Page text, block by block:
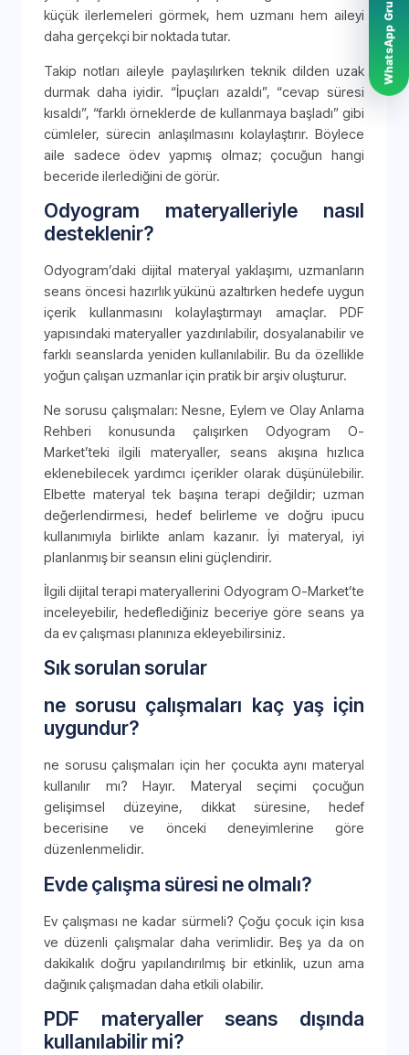
küçük ilerlemeleri görmek, hem uzmanı hem aileyi
daha gerçekçi bir noktada tutar.
Takip notları aileyle paylaşılırken teknik dilden uzak
durmak daha iyidir. “İpuçları azaldı”, “cevap süresi
kısaldı”, “farklı örneklerde de kullanmaya başladı” gibi
cümleler, sürecin anlaşılmasını kolaylaştırır. Böylece
aile sadece ödev yapmış olmaz; çocuğun hangi
beceride ilerlediğini de görür.
Odyogram materyalleriyle nasıl
desteklenir?
Odyogram’daki dijital materyal yaklaşımı, uzmanların
seans öncesi hazırlık yükünü azaltırken hedefe uygun
içerik kullanmasını kolaylaştırmayı amaçlar. PDF
yapısındaki materyaller yazdırılabilir, dosyalanabilir ve
farklı seanslarda yeniden kullanılabilir. Bu da özellikle
yoğun çalışan uzmanlar için pratik bir arşiv oluşturur.
Ne sorusu çalışmaları: Nesne, Eylem ve Olay Anlama
Rehberi konusunda çalışırken Odyogram O-
Market’teki ilgili materyaller, seans akışına hızlıca
eklenebilecek yardımcı içerikler olarak düşünülebilir.
Elbette materyal tek başına terapi değildir; uzman
değerlendirmesi, hedef belirleme ve doğru ipucu
kullanımıyla birlikte anlam kazanır. İyi materyal, iyi
planlanmış bir seansın elini güçlendirir.
İlgili dijital terapi materyallerini Odyogram O-Market’te
inceleyebilir, hedeflediğiniz beceriye göre seans ya
da ev çalışması planınıza ekleyebilirsiniz.
Sık sorulan sorular
ne sorusu çalışmaları kaç yaş için
uygundur?
ne sorusu çalışmaları için her çocukta aynı materyal
kullanılır mı? Hayır. Materyal seçimi çocuğun
gelişimsel düzeyine, dikkat süresine, hedef
becerisine ve önceki deneyimlerine göre
düzenlenmelidir.
Evde çalışma süresi ne olmalı?
Ev çalışması ne kadar sürmeli? Çoğu çocuk için kısa
ve düzenli çalışmalar daha verimlidir. Beş ya da on
dakikalık doğru yapılandırılmış bir etkinlik, uzun ama
dağınık çalışmadan daha etkili olabilir.
PDF materyaller seans dışında
kullanılabilir mi?